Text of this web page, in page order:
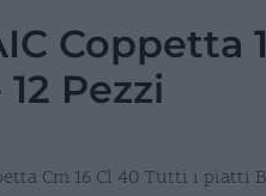
Coppetta
Pezzi
Cm 16 Cl 40 Tutti i